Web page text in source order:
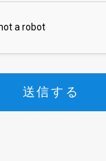
づく場合を除き